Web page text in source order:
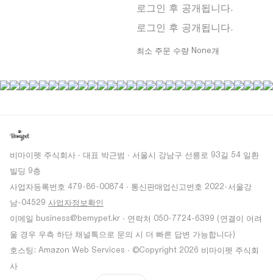
로그인 후 공개됩니다.
로그인 후 공개됩니다.
최소 주문 수량 None개
비마이펫 주식회사 · 대표 박근범 · 서울시 강남구 선릉로 93길 54 일환
빌딩 9층
사업자등록번호 479-86-00874 · 통신판매업신고번호 2022-서울강
남-04529 사업자정보확인
이메일 business@bemypet.kr · 연락처 050-7724-6399 (연결이 어려
울 경우 우측 하단 채널톡으로 문의 시 더 빠른 답변 가능합니다)
호스팅: Amazon Web Services · ©Copyright 2026 비마이펫 주식회
사